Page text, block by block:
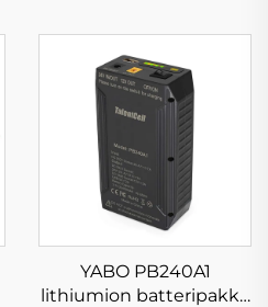
strøm LiFePO4-batteri,
bærbar strømforsyning
med hurtig opladning
til rejser
YABO PB240A1
lithiumion batteripakke